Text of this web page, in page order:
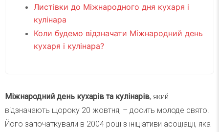
Листівки до Міжнародного дня кухаря і
кулінара
Коли будемо відзначати Міжнародний день
кухаря і кулінара?
Міжнародний день кухарів та кулінарів, який
відзначають щороку 20 жовтня, – досить молоде свято.
Його започаткували в 2004 році з ініціативи асоціації, яка